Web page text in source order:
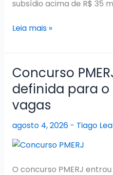
subsídio acima de R$ 35
Concurso
AP
Juiz
2026:
FGV
contratada
edital
próximo
15
Leia mais »
Concurso
definida para o
vagas
agosto 4, 2026 - Tiago
O concurso PMERJ